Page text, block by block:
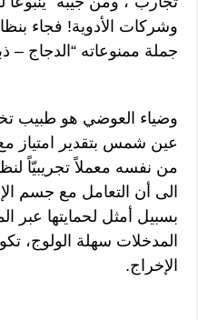
وشركات الأدوية! فجاء
جملة ممنوعاته “الدجاج –
وضياء العوضي هو طبيب
عين شمس بتقدير امتياز
الى أن التعامل مع جسم
بسبيل أمثل لحمايتها عبر
المدخلات سهلة الولوج،
الإخراج.